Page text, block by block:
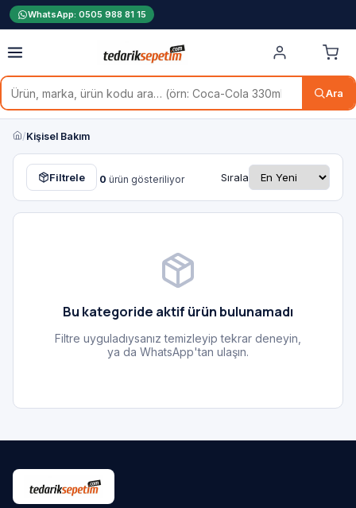
WhatsApp: 0505 988 81 15
Ara
/Kişisel Bakım
Filtrele 0 ürün gösteriliyor Sırala
Bu kategoride aktif ürün bulunamadı
Filtre uyguladıysanız temizleyip tekrar deneyin,
ya da WhatsApp'tan ulaşın.